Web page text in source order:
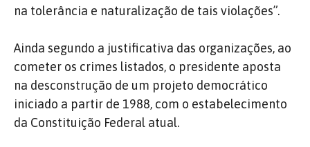
na tolerância e naturalização de tais violações”.
Ainda segundo a justificativa das organizações, ao
cometer os crimes listados, o presidente aposta
na desconstrução de um projeto democrático
iniciado a partir de 1988, com o estabelecimento
da Constituição Federal atual.